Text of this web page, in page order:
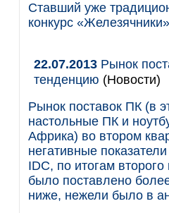
Ставший уже
конкурс
22.07.2013 Рынок
тенденцию (Новости)
Рынок поставок ПК (в
настольные ПК и
Африка) во втором
негативные
IDC, по итогам
было поставлено
ниже, нежели было в